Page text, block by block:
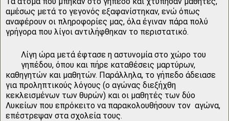
αμέσως μετά το γεγονός εξαφανίστηκαν, ενώ όπως
αναφέρουν οι πληροφορίες μας, όλα έγιναν πάρα πολύ
γρήγορα που λίγοι αντιλήφθηκαν το περιστατικό.
Λίγη ώρα μετά έφτασε η αστυνομία στο χώρο του
γηπέδου, όπου και πήρε καταθέσεις μαρτύρων,
καθηγητών και μαθητών. Παράλληλα, το γήπεδο άδειασε
για προληπτικούς λόγους (ο αγώνας διεξήχθη
κεκλεισμένων των θυρών) και οι μαθητές των δύο
Λυκείων που επρόκειτο να παρακολουθήσουν τον αγώνα,
επέστρεψαν στα σχολεία τους.